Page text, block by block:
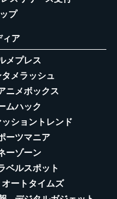
プ
ィア
メプレス
メラッシュ
ニメボックス
ムハック
ショントレンド
ーツマニア
ーゾーン
ベルスポット
ートタイムズ